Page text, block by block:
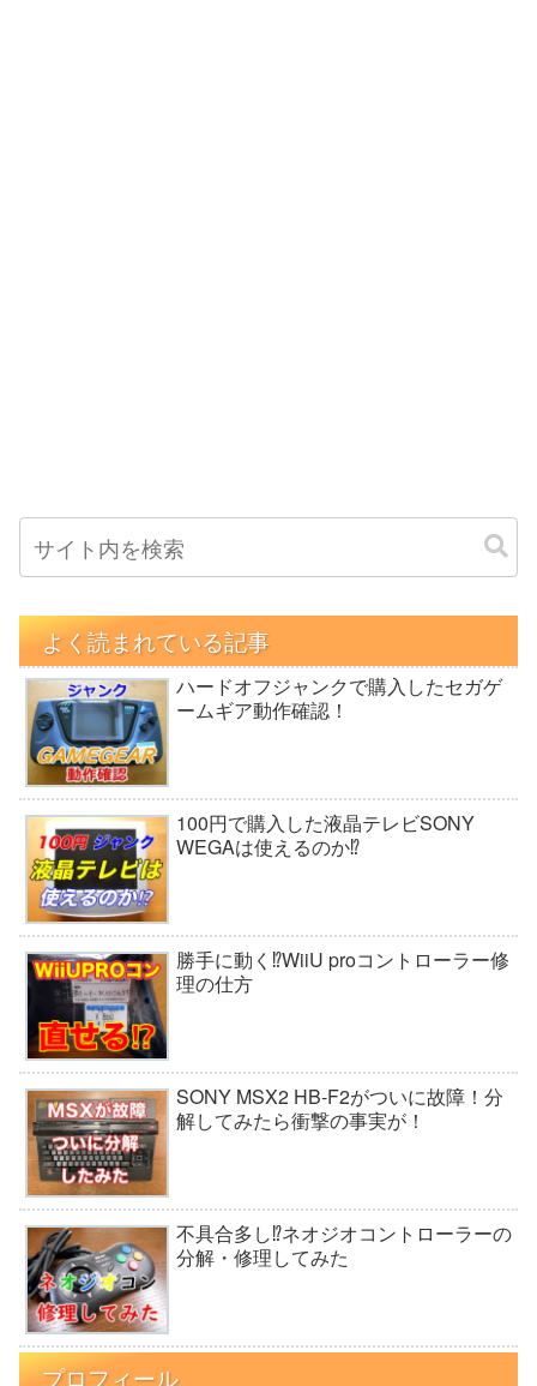
よく読まれている記事
ハードオフジャンクで購入したセガゲ
ームギア動作確認！
100円で購入した液晶テレビSONY
WEGAは使えるのか⁉︎
勝手に動く⁉︎WiiU proコントローラー修
理の仕方
SONY MSX2 HB-F2がついに故障！分
解してみたら衝撃の事実が！
不具合多し⁉ネオジオコントローラーの
分解・修理してみた
プロフィール